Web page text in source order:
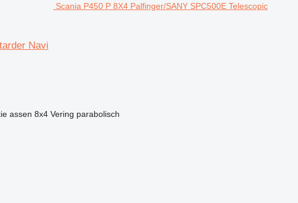
Scania P450 P 8X4 Palfinger/SANY SPC500E Telescopic
Navi
assen 8x4 Vering parabolisch